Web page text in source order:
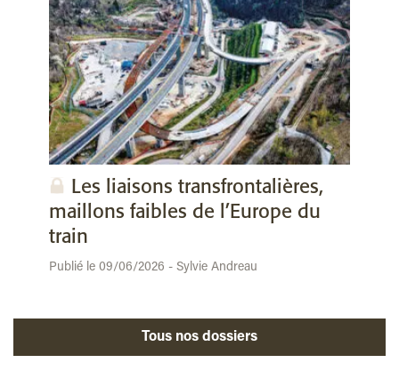
Les liaisons transfrontalières,
maillons faibles de l’Europe du
train
Publié le 09/06/2026 - Sylvie Andreau
Tous nos dossiers